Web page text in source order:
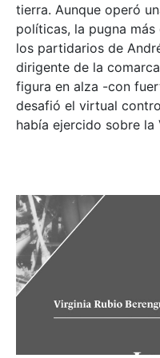
tierra. Aunque operó
políticas, la pugna
los partidarios de
dirigente de la
figura en alza -con
desafió el virtual
había ejercido sobre la